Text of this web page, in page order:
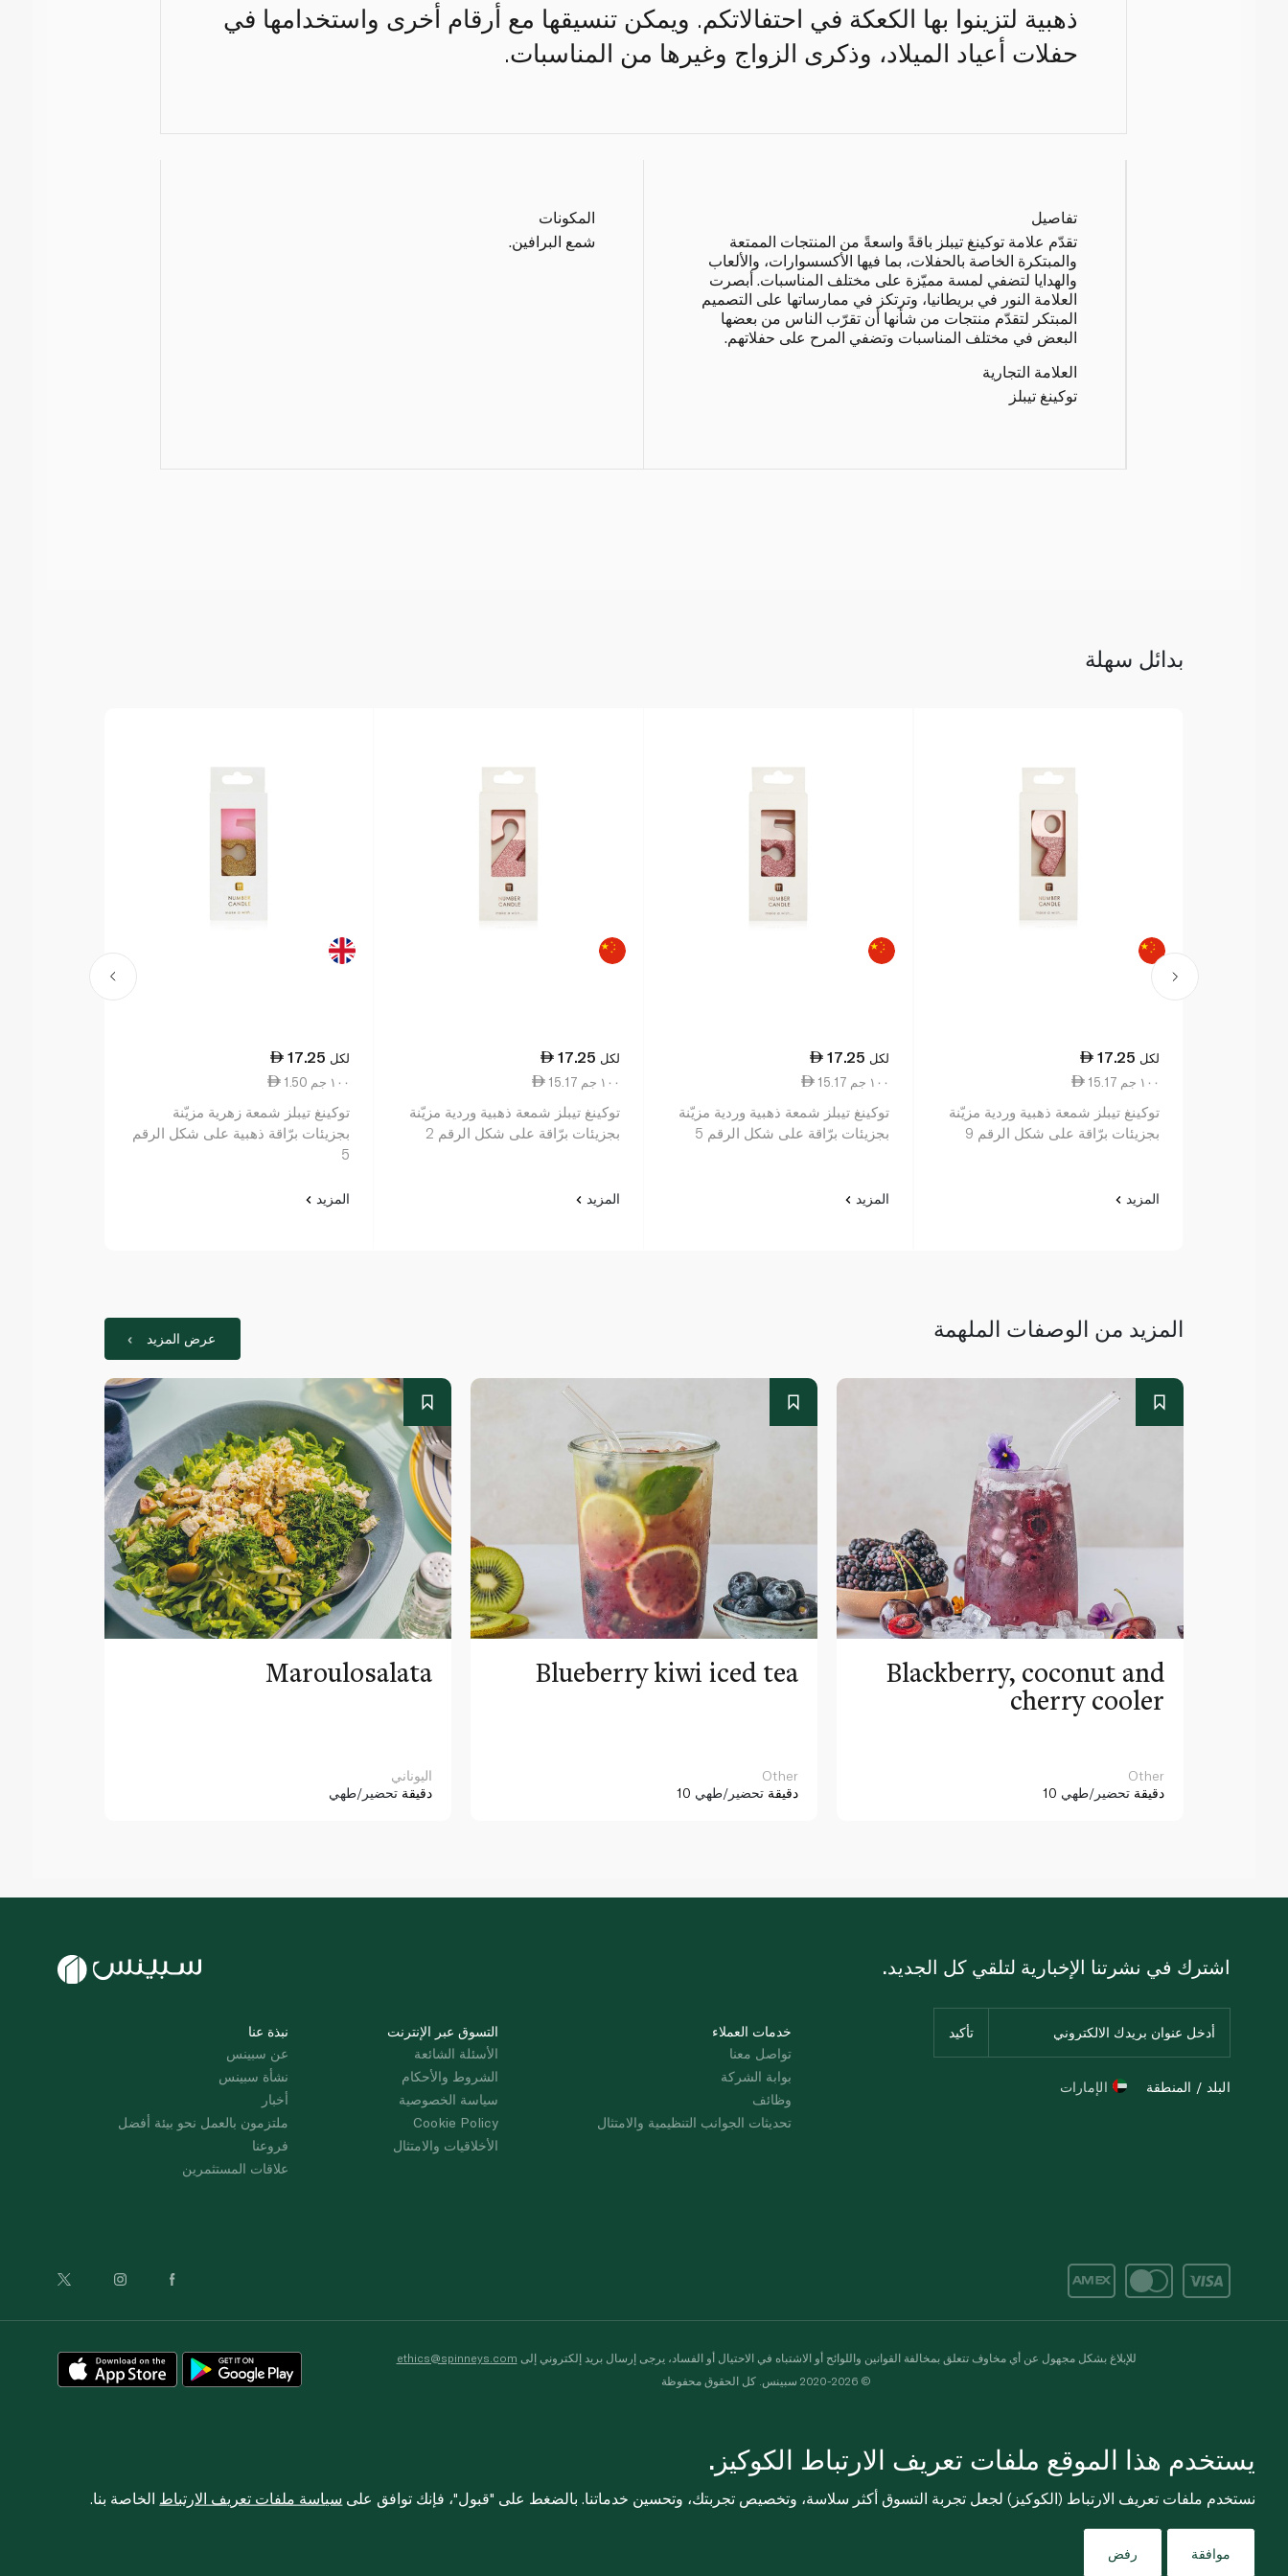
ذهبية لتزينوا بها الكعكة في احتفالاتكم. ويمكن تنسيقها مع أرقام أخرى واستخدامها في
حفلات أعياد الميلاد، وذكرى الزواج وغيرها من المناسبات.
تفاصيل
تقدّم علامة توكينغ تيبلز باقةً واسعةً من المنتجات الممتعة
والمبتكرة الخاصة بالحفلات، بما فيها الأكسسوارات، والألعاب
والهدايا لتضفي لمسة مميّزة على مختلف المناسبات. أبصرت
العلامة النور في بريطانيا، وترتكز في ممارساتها على التصميم
المبتكر لتقدّم منتجات من شأنها أن تقرّب الناس من بعضها
البعض في مختلف المناسبات وتضفي المرح على حفلاتهم.
العلامة التجارية
توكينغ تيبلز
المكونات
شمع البرافين.
بدائل سهلة
17.25 لكل
15.17 ١٠٠ جم
توكينغ تيبلز شمعة ذهبية وردية مزيّنة
بجزيئات برّاقة على شكل الرقم 9
المزيد
17.25 لكل
15.17 ١٠٠ جم
توكينغ تيبلز شمعة ذهبية وردية مزيّنة
بجزيئات برّاقة على شكل الرقم 5
المزيد
17.25 لكل
15.17 ١٠٠ جم
توكينغ تيبلز شمعة ذهبية وردية مزيّنة
بجزيئات برّاقة على شكل الرقم 2
المزيد
17.25 لكل
1.50 ١٠٠ جم
توكينغ تيبلز شمعة زهرية مزيّنة
بجزيئات برّاقة ذهبية على شكل الرقم
5
المزيد
المزيد من الوصفات الملهمة عرض المزيد
Maroulosalata
اليوناني
دقيقة تحضير/طهي
Blueberry kiwi iced tea
Other
10 دقيقة تحضير/طهي
Blackberry, coconut and
cherry cooler
Other
10 دقيقة تحضير/طهي
نبذة عنا
عن سبينس
نشأة سبينس
أخبار
ملتزمون بالعمل نحو بيئة أفضل
فروعنا
علاقات المستثمرين
التسوق عبر الإنترنت
الأسئلة الشائعة
الشروط والأحكام
سياسة الخصوصية
Cookie Policy
الأخلاقيات والامتثال
خدمات العملاء
تواصل معنا
بوابة الشركة
وظائف
تحديثات الجوانب التنظيمية والامتثال
اشترك في نشرتنا الإخبارية لتلقي كل الجديد.
البلد / المنطقة الإمارات
للإبلاغ بشكل مجهول عن أي مخاوف تتعلق بمخالفة القوانين واللوائح أو الاشتباه في الاحتيال أو الفساد، يرجى إرسال بريد إلكتروني إلى ethics@spinneys.com
© 2020-2026 سبينس. كل الحقوق محفوظة
يستخدم هذا الموقع ملفات تعريف الارتباط الكوكيز.
نستخدم ملفات تعريف الارتباط (الكوكيز) لجعل تجربة التسوق أكثر سلاسة، وتخصيص تجربتك، وتحسين خدماتنا. بالضغط على "قبول"، فإنك توافق على سياسة ملفات تعريف الارتباط الخاصة بنا.
موافقة رفض